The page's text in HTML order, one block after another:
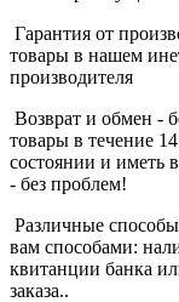
Гарантия от
товары в нашем
производителя
Возврат и обмен -
товары в течение
состоянии и иметь
- без проблем!
Различные
вам способами:
квитанции банка
заказа..